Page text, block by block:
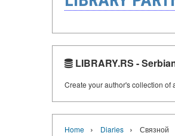
LIBRARY.RS -
Create your author's collection of
Home › Diaries › Связной